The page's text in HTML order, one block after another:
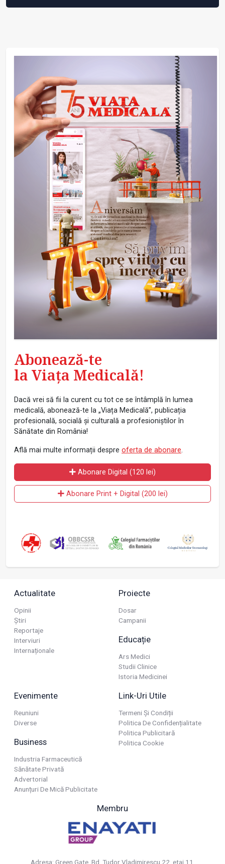
Abonează-te
la Viața Medicală!
Dacă vrei să fii la curent cu tot ce se întâmplă în lumea
medicală, abonează-te la „Viața Medicală”, publicația
profesională, socială și culturală a profesioniștilor în
Sănătate din România!
Află mai multe informații despre oferta de abonare.
Abonare Digital (120 lei)
Abonare Print + Digital (200 lei)
Actualitate
Opinii
Știri
Reportaje
Interviuri
Internaționale
Proiecte
Dosar
Campanii
Educație
Ars Medici
Studii Clinice
Istoria Medicinei
Evenimente
Reuniuni
Diverse
Business
Industria Farmaceutică
Sănătate Privată
Advertorial
Anunțuri De Mică Publicitate
Link-Uri Utile
Termeni Și Condiții
Politica De Confidențialitate
Politica Publicitară
Politica Cookie
Membru
Adresa: Green Gate, Bd. Tudor Vladimirescu 22, etaj 11,